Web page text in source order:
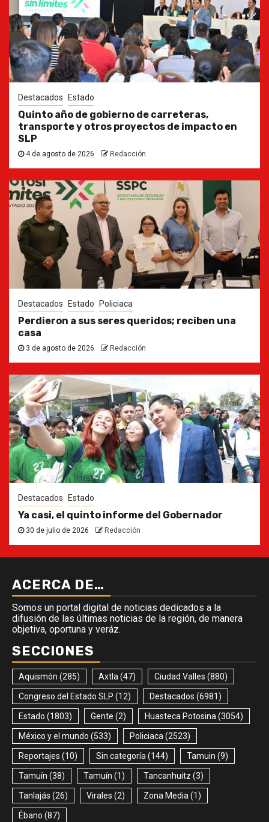
Destacados Estado
Quinto año de gobierno de carreteras,
transporte y otros proyectos de impacto en
SLP
4 de agosto de 2026 Redacción
Destacados Estado Policiaca
Perdieron a sus seres queridos; reciben una
casa
3 de agosto de 2026 Redacción
Destacados Estado
Ya casi, el quinto informe del Gobernador
30 de julio de 2026 Redacción
ACERCA DE…
Somos un portal digital de noticias dedicados a la
difusión de las últimas noticias de la región, de manera
objetiva, oportuna y veráz.
SECCIONES
Aquismón (285) Axtla (47) Ciudad Valles (880)
Congreso del Estado SLP (12) Destacados (6981)
Estado (1803) Gente (2) Huasteca Potosina (3054)
México y el mundo (533) Policiaca (2523)
Reportajes (10) Sin categoría (144) Tamuin (9)
Tamuín (38) Tamuín (1) Tancanhuitz (3)
Tanlajás (26) Virales (2) Zona Media (1)
Ébano (87)